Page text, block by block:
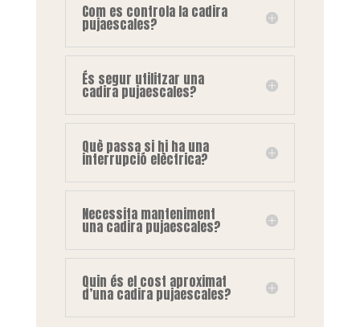
Com es controla la cadira
pujaescales?
És segur utilitzar una
cadira pujaescales?
Què passa si hi ha una
interrupció elèctrica?
Necessita manteniment
una cadira pujaescales?
Quin és el cost aproximat
d’una cadira pujaescales?